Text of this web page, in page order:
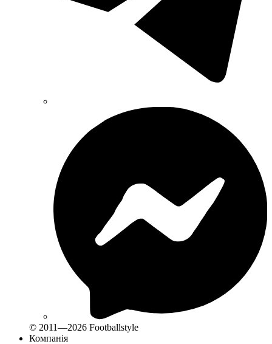
© 2011—2026 Footballstyle
Компанія